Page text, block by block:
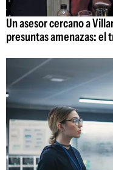
Un asesor cercano a
presuntas amenazas: el